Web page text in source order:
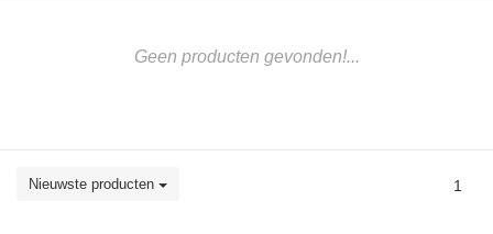
Geen producten gevonden!...
Nieuwste producten 1